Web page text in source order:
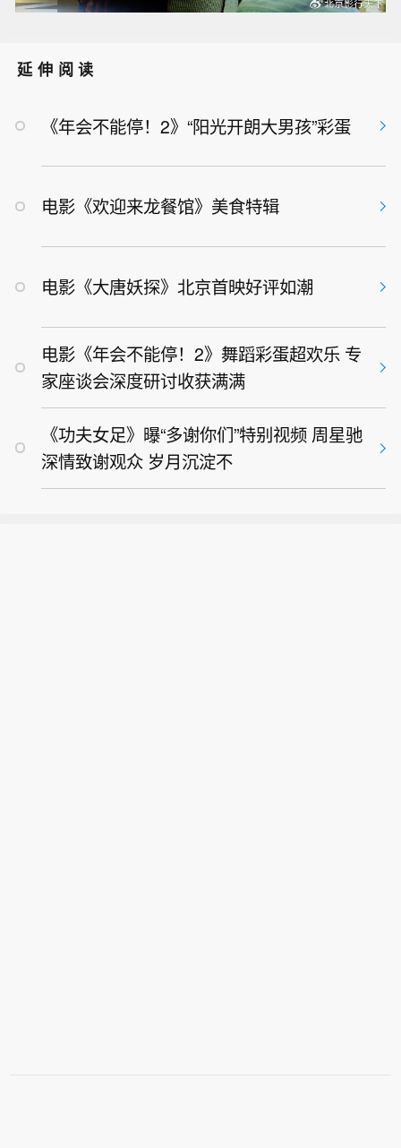
延伸阅读
《年会不能停！2》“阳光开朗大男孩”彩蛋
电影《欢迎来龙餐馆》美食特辑
电影《大唐妖探》北京首映好评如潮
电影《年会不能停！2》舞蹈彩蛋超欢乐 专
家座谈会深度研讨收获满满
《功夫女足》曝“多谢你们”特别视频 周星驰
深情致谢观众 岁月沉淀不